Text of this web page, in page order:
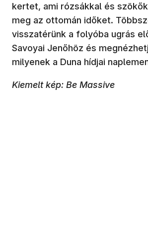
kertet, ami rózsákkal és
meg az ottomán időket.
visszatérünk a folyóba ugrás
Savoyai Jenőhöz és
milyenek a Duna hídjai
Kiemelt kép: Be Massive